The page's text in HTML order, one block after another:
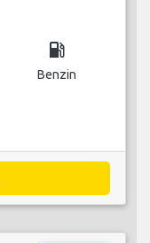
local_gas_station
Benzin